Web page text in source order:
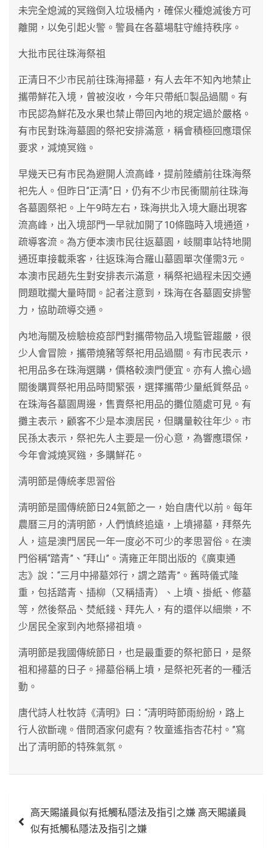
未完全熄滅的冥鏹倒入垃圾桶內，確保火種熄滅後方可
離開，以免引起火警。警員在各墓場駐守維持秩序。
大批市民往珠海祭祖
正清日不少市民前往珠海掃墓，有人去年不知內地禁止
攜帶鮮花入境，曾被沒收，今年只帶紙製品過關。有
市民認為鮮花及水果也禁止帶回內地的規定過於嚴格。
有市民對珠海墓園的祭祀安排滿意，稱會積極回應環保
要求，減燒冥鏹。
早幾天已有市民為避開人流高峰，提前陸續前往珠海祭
祀先人。但昨日“正清”日，仍有不少市民衝關前往珠海
各墓園祭祀。上午9時左右，珠海拱北入境大廳出現客
流高峰，出入境部門一早就加開了10條臨時入境通道，
疏導客流。為方便本澳市民往返墓園，岐關車站特地開
通班車接載乘客，往返珠海合羅山墓園單次僅需3元。
本澳市民趙先生對安排表示滿意，稱祭祀過程未因交通
問題耽擱大量時間。記者注意到，珠海在各墓園安排警
力，協助疏導交通。
內地海關及檢驗檢疫部門對攜帶物品入境監管趨嚴，很
少人會冒險，攜帶燒豬等祭祀用品過關。有市民表示，
祀用品多在珠海選購，價格較澳門便宜。亦有人擔心過
關後購買祭祀用品時間緊張，選擇攜帶少量紙質祭品。
在珠海各墓園周邊，售賣祭祀用品的攤位隨處可見。有
攤主表示，顧客不少是本澳居民，但購量較往年少。市
民孫太表示，祭祀先人主要是一份心意，為響應環保，
今年會減燒冥鏹，多購鮮花。
清明節是傳統孝思習俗
清明節是國傳統節日24氣節之一，始自唐代以前。每年
農曆三月的清明節，人們慎終追遠，上墳掃墓，拜祭先
人，這是澳門居民一年一度必不可少的孝思習俗。在澳
門俗稱“踏青”、“拜山”。清雍正年間出版的《廣東通
志》說：“三月中掃墓郊行，謂之踏青”。舊時儀式隆
重，包括踏青、插柳（又稱插青）、上墳、掛紙、修墓
等，然後祭品、焚紙錢、拜先人，有的還伴以細樂，不
少居民全家到內地祭掃祖墳。
清明節是我國傳統節日，也是最重要的祭祀節日，是祭
祖和掃墓的日子。掃墓俗稱上墳，是祭祀死者的一種活
動。
唐代詩人杜牧詩《清明》曰：“清明時節雨紛紛，路上
行人欲斷魂。借問酒家何處有？牧童遙指杏花村。”寫
出了清明節的特殊氣氛。
章
高天賜議員似有抵觸私隱法及指引之嫌 高天賜議員
似有抵觸私隱法及指引之嫌